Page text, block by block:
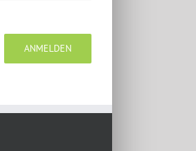
ANMELDEN